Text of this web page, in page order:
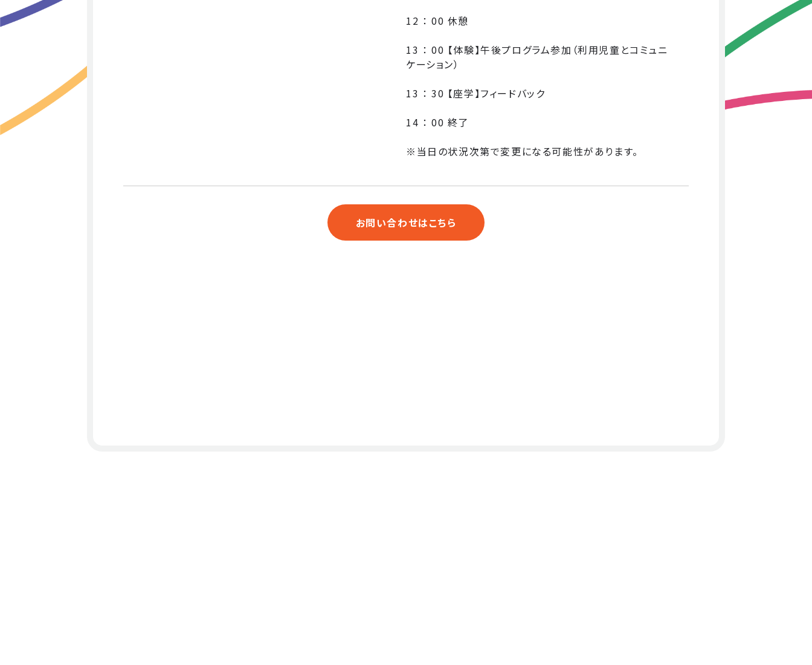
12 ： 00 休憩
13 ： 00 【体験】午後プログラム参加（利用児童とコミュニ
ケーション）
13 ： 30 【座学】フィードバック
14 ： 00 終了
※当日の状況次第で変更になる可能性があります。
お問い合わせはこちら